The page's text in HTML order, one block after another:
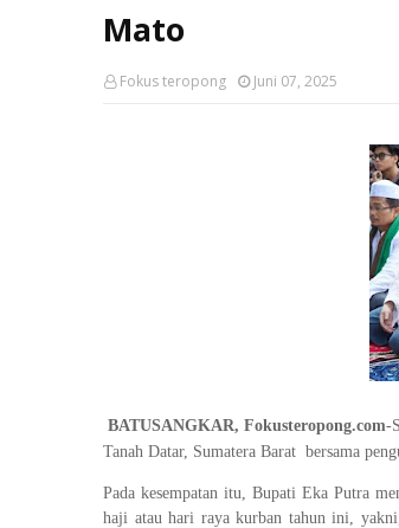
Mato
Fokus teropong Juni 07, 2025
BATUSANGKAR, Fokusteropong.com-
Tanah Datar, Sumatera Barat bersama
Pada kesempatan itu, Bupati Eka Putra
haji atau hari raya kurban tahun ini,